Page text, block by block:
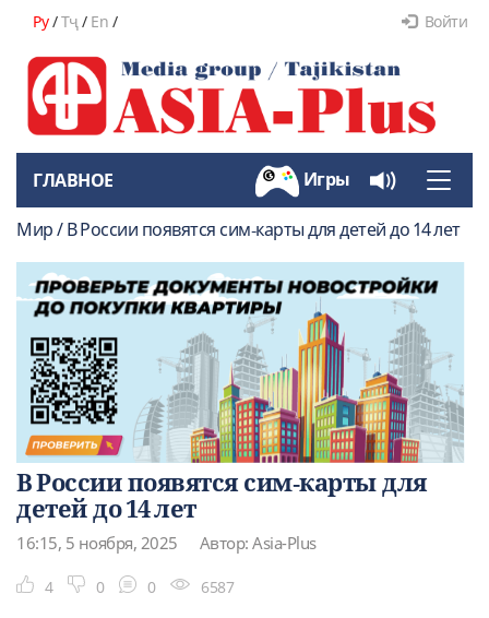
Ру/Тҷ/ En / Войти
Toggle
ГЛАВНОЕ Игры
Мир / В России появятся сим‑карты для детей до 14 лет
В России появятся сим‑карты для
детей до 14 лет
16:15, 5 ноября, 2025 Автор: Asia-Plus
4 0 0 6587